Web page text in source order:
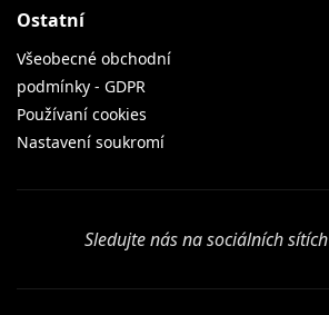
Ostatní
Všeobecné obchodní
podmínky - GDPR
Používaní cookies
Nastavení soukromí
Sledujte nás na sociálních sítích